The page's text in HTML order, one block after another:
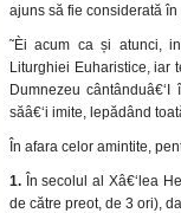
ajuns să fie considerată
È˜i acum ca și atunci,
Liturghiei Euharistice, iar
Dumnezeu
săâ€‘i imite, lepădând
În afara celor amintite,
1. În secolul al Xâ€‘lea
de către preot, de 3 ori),